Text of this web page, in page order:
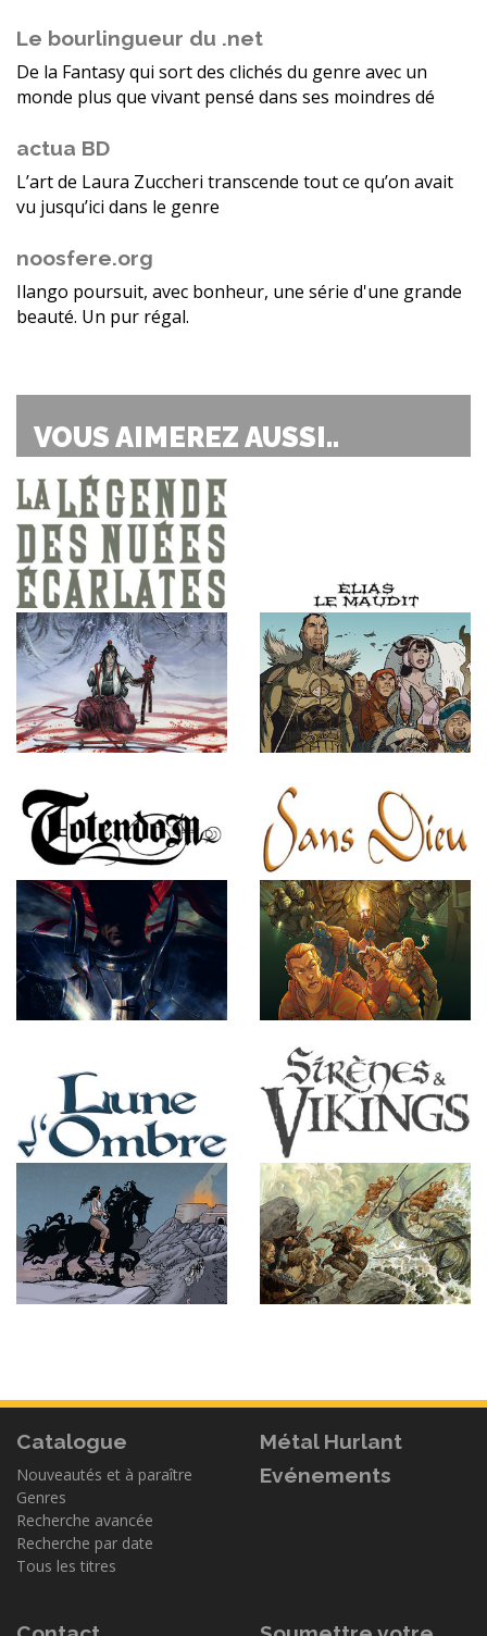
Le bourlingueur du .net
De la Fantasy qui sort des clichés du genre avec un
monde plus que vivant pensé dans ses moindres dé
actua BD
L’art de Laura Zuccheri transcende tout ce qu’on avait
vu jusqu’ici dans le genre
noosfere.org
Ilango poursuit, avec bonheur, une série d'une grande
beauté. Un pur régal.
VOUS AIMEREZ AUSSI..
Catalogue
Nouveautés et à paraître
Genres
Recherche avancée
Recherche par date
Tous les titres
Métal Hurlant
Evénements